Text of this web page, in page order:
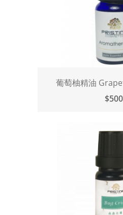
葡萄柚精油
$500